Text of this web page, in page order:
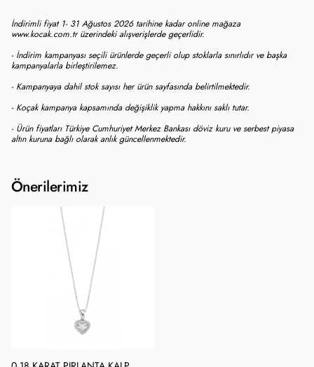
İndirimli fiyat 1- 31 Ağustos 2026 tarihine kadar online mağaza
www.kocak.com.tr üzerindeki alışverişlerde geçerlidir.
- İndirim kampanyası seçili ürünlerde geçerli olup stoklarla sınırlıdır ve başka
kampanyalarla birleştirilemez.
- Kampanyaya dahil stok sayısı her ürün sayfasında belirtilmektedir.
- Koçak kampanya kapsamında değişiklik yapma hakkını saklı tutar.
- Ürün fiyatları Türkiye Cumhuriyet Merkez Bankası döviz kuru ve serbest piyasa
altın kuruna bağlı olarak anlık güncellenmektedir.
Önerilerimiz